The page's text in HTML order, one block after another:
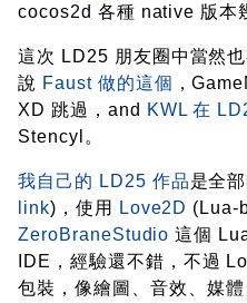
cocos2d 各種 native 版本
這次 LD25 朋友圈中當然
說 Faust 做的這個 ，
XD 跳過，and KWL 在
Stencyl。
我自己的 LD25 作品是全
link)，使用 Love2D (Lua-
ZeroBraneStudio 這個
IDE，經驗還不錯，不過
包裝，像繪圖、音效、媒